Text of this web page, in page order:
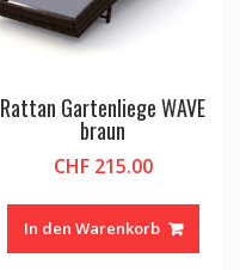
Rattan Gartenliege WAVE
braun
CHF215.00
In den Warenkorb